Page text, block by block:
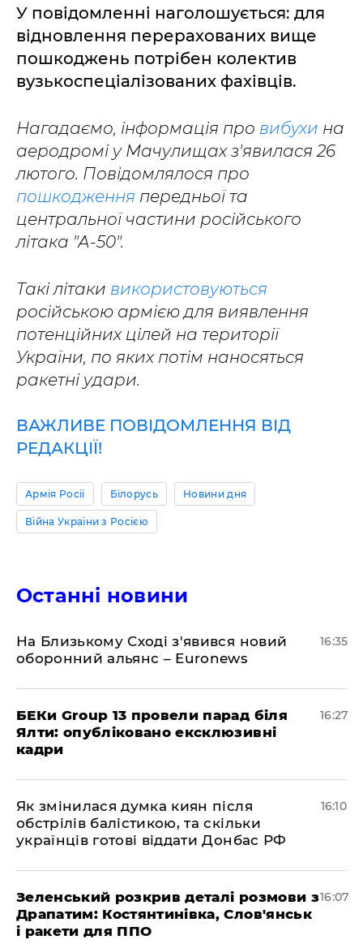
У повідомленні наголошується: для
відновлення перерахованих вище
пошкоджень потрібен колектив
вузькоспеціалізованих фахівців.
Нагадаємо, інформація про вибухи на
аеродромі у Мачулищах з'явилася 26
лютого. Повідомлялося про
пошкодження передньої та
центральної частини російського
літака "А-50".
Такі літаки використовуються
російською армією для виявлення
потенційних цілей на території
України, по яких потім наносяться
ракетні удари.
ВАЖЛИВЕ ПОВІДОМЛЕННЯ ВІД
РЕДАКЦІЇ!
Армія Росії Білорусь Новини дня
Війна України з Росією
Останні новини
На Близькому Сході з'явився новий
оборонний альянс – Euronews
16:35
БЕКи Group 13 провели парад біля
Ялти: опубліковано ексклюзивні
кадри
16:27
Як змінилася думка киян після
обстрілів балістикою, та скільки
українців готові віддати Донбас РФ
16:10
Зеленський розкрив деталі розмови з
Драпатим: Костянтинівка, Слов'янськ
і ракети для ППО
16:07